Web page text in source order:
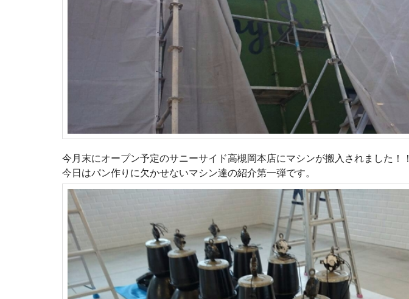
今月末にオープン予定のサニーサイド高槻岡本店にマシンが搬入されました！！
今日はパン作りに欠かせないマシン達の紹介第一弾です。